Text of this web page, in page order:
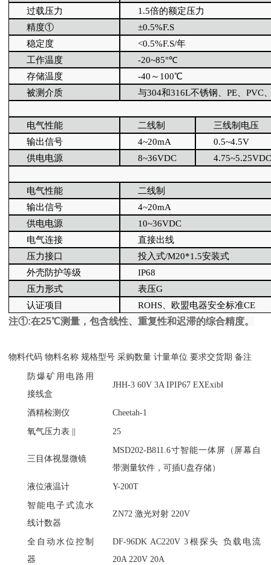
过载压力
1.5倍的额定压力
精度①
±0.5%F.S
稳定度
<0.5%F.S/年
工作温度
-20~85°℃
存储温度
-40～100℃
被测介质
与304和316L不锈钢、PE、PVC
电气性能 二线制
三线制电压
输出信号
4~20mA
0.5~4.5V
供电电源
8~36VDC
电气性能
二线制
输出信号
4~20mA
供电电源
10~36VDC
电气连接
直接出线
压力接口
投入式/M20*1.5安装式
外壳防护等级
IP68
压力形式
表压G
认证项目
ROHS、欧盟电器安全标准CE
注①:在25℃测量，包含线性、重复性和迟滞的综合精度。
物料代码 物料名称 规格型号 采购数量 计量单位 要求交货期 备注
防爆矿用电路用
接线盒
JHH-3 60V 3A IPIP67 EXExibⅠ
酒精检测仪 Cheetah-1
氧气压力表 25
三目体视显微镜
MSD202-B811.6寸智能一体屏（屏幕自
带测量软件，可插U盘存储）
液位液温计 Y-200T
智能电子式流水
线计数器
ZN72 激光对射 220V
全自动水位控制
器
DF-96DK AC220V 3根探头 负载电流
20A 220V 20A